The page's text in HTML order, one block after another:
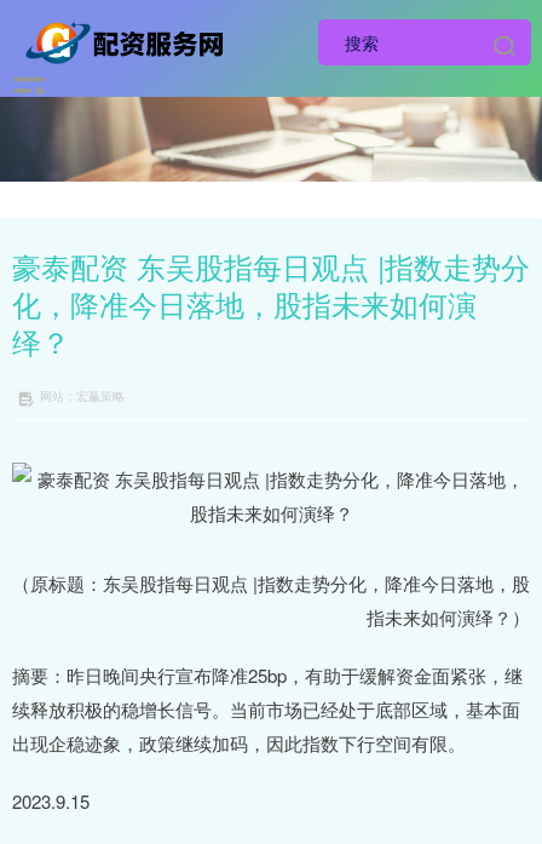
豪泰配资 东吴股指每日观点 |指数走势分
化，降准今日落地，股指未来如何演
绎？
网站：宏赢策略
（原标题：东吴股指每日观点 |指数走势分化，降准今日落地，股
指未来如何演绎？）
摘要：昨日晚间央行宣布降准25bp，有助于缓解资金面紧张，继
续释放积极的稳增长信号。当前市场已经处于底部区域，基本面
出现企稳迹象，政策继续加码，因此指数下行空间有限。
2023.9.15